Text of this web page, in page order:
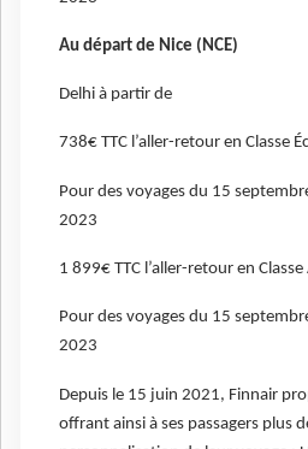
Au départ de Nice (NCE)
Delhi à partir de
738€ TTC l’aller-retour en Classe
Pour des voyages du 15
2023
1 899€ TTC l’aller-retour en
Pour des voyages du 15
2023
Depuis le 15 juin 2021, Finnair
offrant ainsi à ses passagers plus